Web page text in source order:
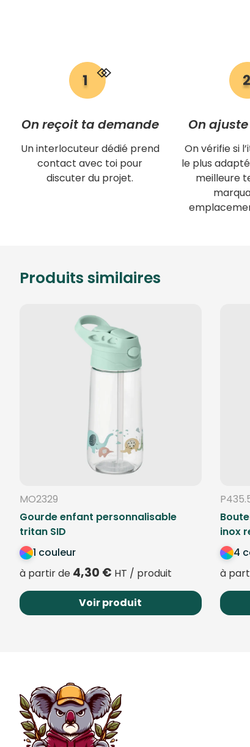
On reçoit ta demande
Un interlocuteur dédié prend
contact avec toi pour
discuter du projet.
On
On vérifie si
le plus
meilleure
Produits similaires
MO2329
Gourde enfant personnalisable
tritan SID
1 couleur
à partir de 4,30 € HT / produit
Voir produit
inox
4
à